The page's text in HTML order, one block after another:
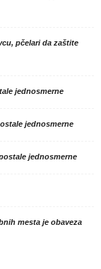
pčelari da zaštite
jednosmerne
jednosmerne
jednosmerne
mesta je obaveza